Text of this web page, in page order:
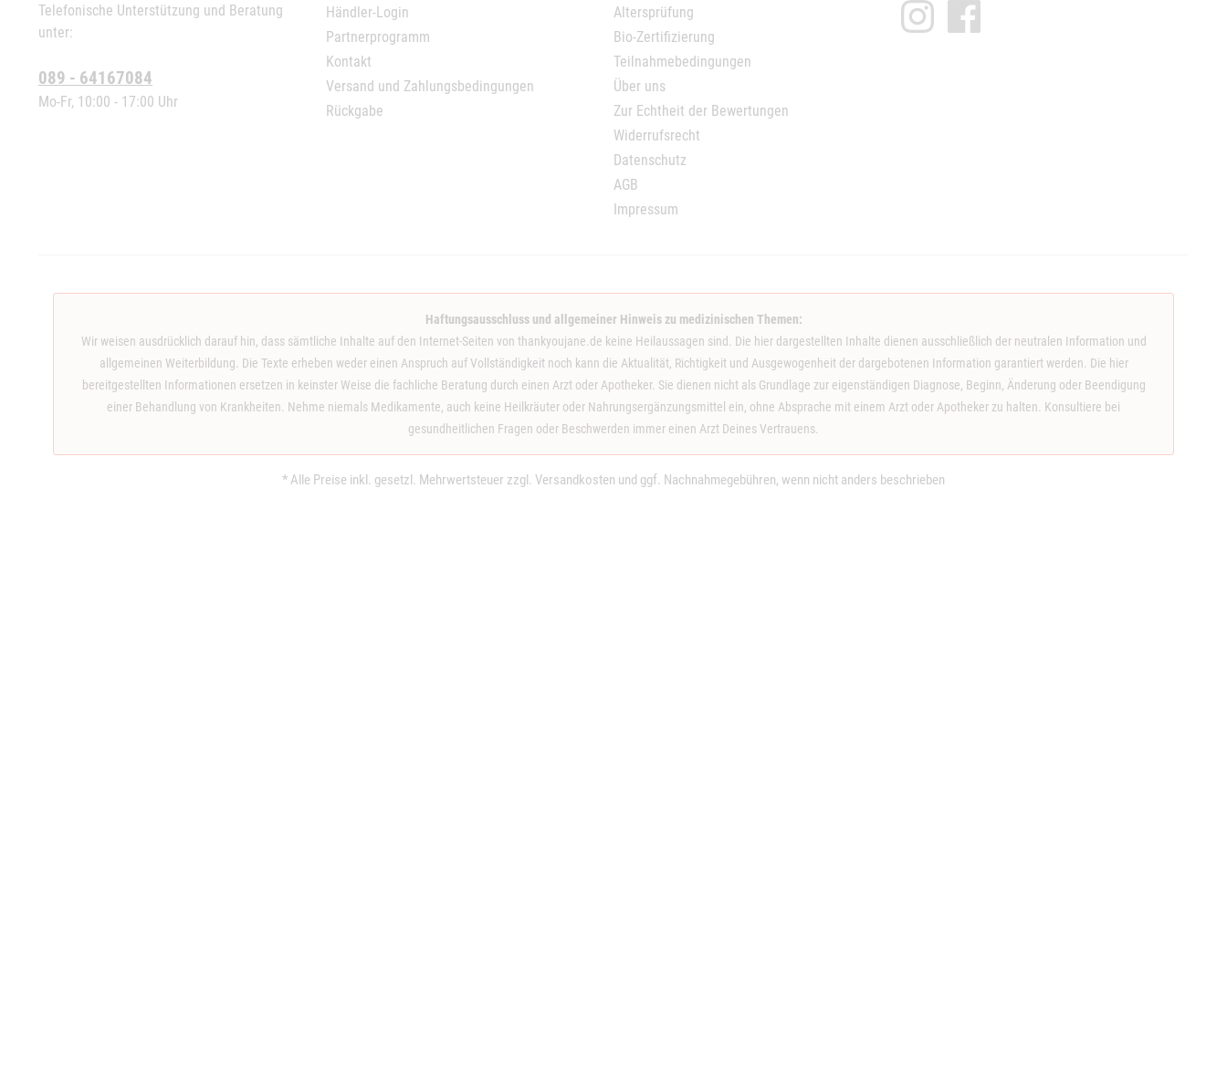
Telefonische Unterstützung und Beratung
unter:
089 - 64167084
Mo-Fr, 10:00 - 17:00 Uhr
Händler-Login
Partnerprogramm
Kontakt
Versand und Zahlungsbedingungen
Rückgabe
Altersprüfung
Bio-Zertifizierung
Teilnahmebedingungen
Über uns
Zur Echtheit der Bewertungen
Widerrufsrecht
Datenschutz
AGB
Impressum
Haftungsausschluss und allgemeiner Hinweis zu medizinischen Themen:
Wir weisen ausdrücklich darauf hin, dass sämtliche Inhalte auf den Internet-Seiten von thankyoujane.de keine Heilaussagen sind. Die hier dargestellten Inhalte dienen ausschließlich der neutralen Information und
allgemeinen Weiterbildung. Die Texte erheben weder einen Anspruch auf Vollständigkeit noch kann die Aktualität, Richtigkeit und Ausgewogenheit der dargebotenen Information garantiert werden. Die hier
bereitgestellten Informationen ersetzen in keinster Weise die fachliche Beratung durch einen Arzt oder Apotheker. Sie dienen nicht als Grundlage zur eigenständigen Diagnose, Beginn, Änderung oder Beendigung
einer Behandlung von Krankheiten. Nehme niemals Medikamente, auch keine Heilkräuter oder Nahrungsergänzungsmittel ein, ohne Absprache mit einem Arzt oder Apotheker zu halten. Konsultiere bei
gesundheitlichen Fragen oder Beschwerden immer einen Arzt Deines Vertrauens.
* Alle Preise inkl. gesetzl. Mehrwertsteuer zzgl. Versandkosten und ggf. Nachnahmegebühren, wenn nicht anders beschrieben